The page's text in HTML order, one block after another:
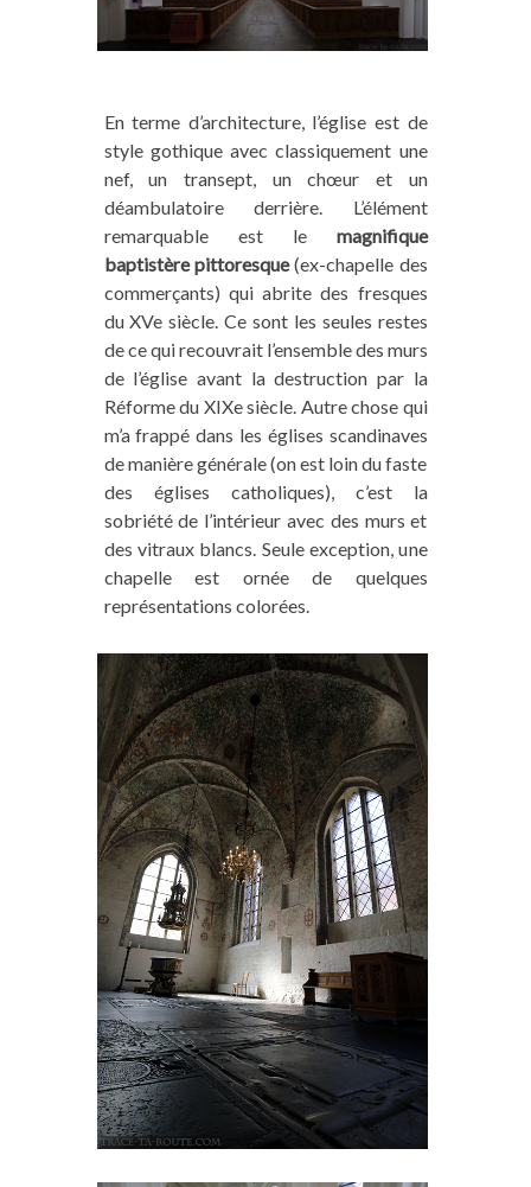
En terme d’architecture, l’église est de
style gothique avec classiquement une
nef, un transept, un chœur et un
déambulatoire derrière. L’élément
remarquable est le magnifique
baptistère pittoresque(ex-chapelle des
commerçants) qui abrite des fresques
du XVe siècle. Ce sont les seules restes
de ce qui recouvrait l’ensemble des murs
de l’église avant la destruction par la
Réforme du XIXe siècle. Autre chose qui
m’a frappé dans les églises scandinaves
de manière générale (on est loin du faste
des églises catholiques), c’est la
sobriété de l’intérieur avec des murs et
des vitraux blancs. Seule exception, une
chapelle est ornée de quelques
représentations colorées.